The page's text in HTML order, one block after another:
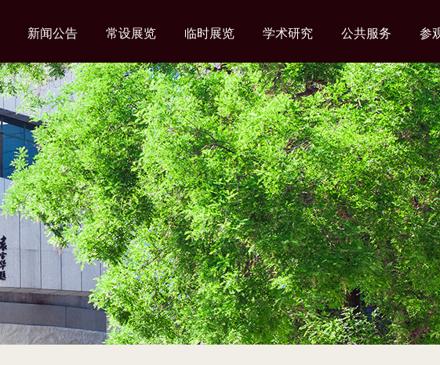
新闻公告 常设展览 临时展览 学术研究 公共服务 参